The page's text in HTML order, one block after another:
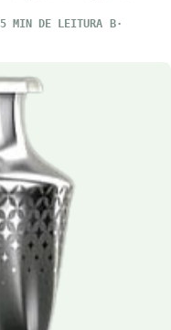
5 MIN DE LEITURA